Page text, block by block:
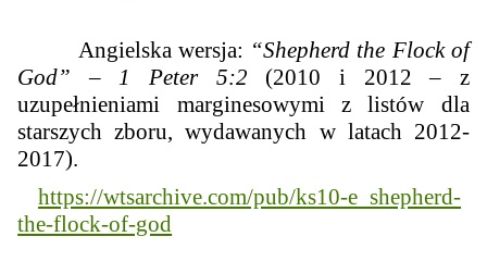
Angielska wersja: “Shepherd the Flock of
God” – 1 Peter 5:2 (2010 i 2012 – z
uzupełnieniami marginesowymi z listów dla
starszych zboru, wydawanych w latach 2012-
2017).
https://wtsarchive.com/pub/ks10-e_shepherd-
the-flock-of-god